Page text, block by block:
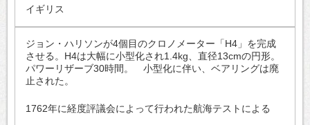
イギリス
ジョン・ハリソンが4個目のクロノメーター「H4」を完成
させる。H4は大幅に小型化され1.4kg、直径13cmの円形。
パワーリザーブ30時間。 小型化に伴い、ベアリングは廃
止された。
1762年に経度評議会によって行われた航海テストによる